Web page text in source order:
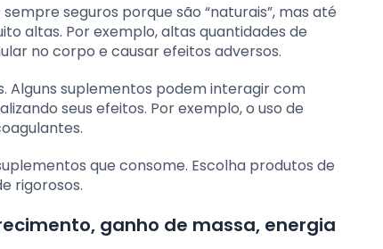
seguros porque são “naturais”, mas até
altas. Por exemplo, altas quantidades de
no corpo e causar efeitos adversos.
suplementos podem interagir com
seus efeitos. Por exemplo, o uso de
que consome. Escolha produtos de
rigorosos.
ganho de massa, energia